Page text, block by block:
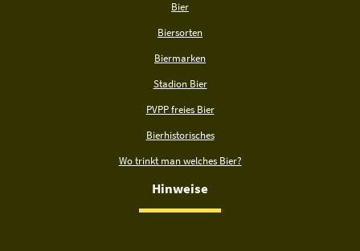
Bier
Biersorten
Biermarken
Stadion Bier
PVPP freies Bier
Bierhistorisches
Wo trinkt man welches Bier?
Hinweise